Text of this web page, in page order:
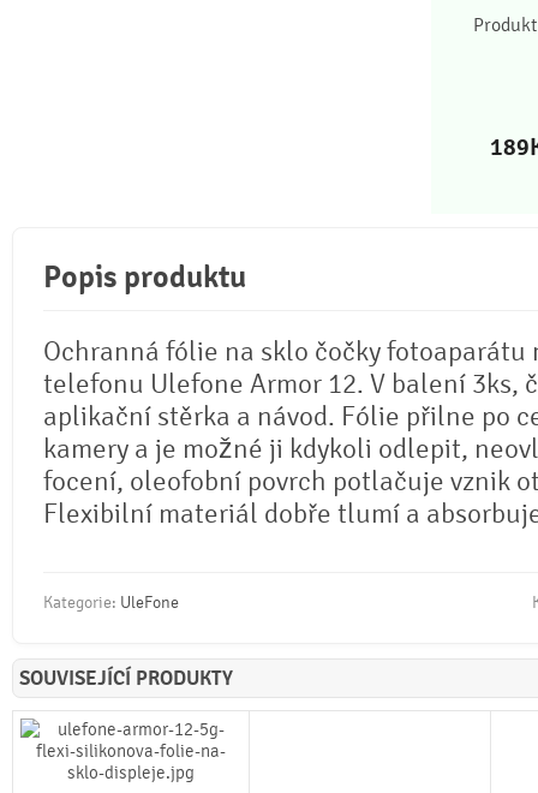
189
Popis produktu
Ochranná fólie na sklo čočky fotoaparátu
telefonu Ulefone Armor 12. V balení 3ks,
aplikační stěrka a návod. Fólie přilne po
kamery a je možné ji kdykoli odlepit,
focení, oleofobní povrch potlačuje vznik
Flexibilní materiál dobře tlumí a
Kategorie: UleFone
SOUVISEJÍCÍ PRODUKTY